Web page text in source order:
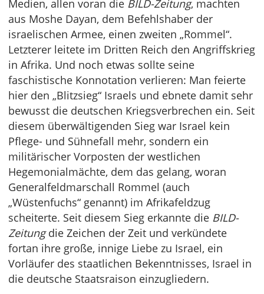
Medien, allen voran die BILD-Zeitung, machten
aus Moshe Dayan, dem Befehlshaber der
israelischen Armee, einen zweiten „Rommel“.
Letzterer leitete im Dritten Reich den Angriffskrieg
in Afrika. Und noch etwas sollte seine
faschistische Konnotation verlieren: Man feierte
hier den „Blitzsieg“ Israels und ebnete damit sehr
bewusst die deutschen Kriegsverbrechen ein. Seit
diesem überwältigenden Sieg war Israel kein
Pflege- und Sühnefall mehr, sondern ein
militärischer Vorposten der westlichen
Hegemonialmächte, dem das gelang, woran
Generalfeldmarschall Rommel (auch
„Wüstenfuchs“ genannt) im Afrikafeldzug
scheiterte. Seit diesem Sieg erkannte die BILD-
Zeitungdie Zeichen der Zeit und verkündete
fortan ihre große, innige Liebe zu Israel, ein
Vorläufer des staatlichen Bekenntnisses, Israel in
die deutsche Staatsraison einzugliedern.